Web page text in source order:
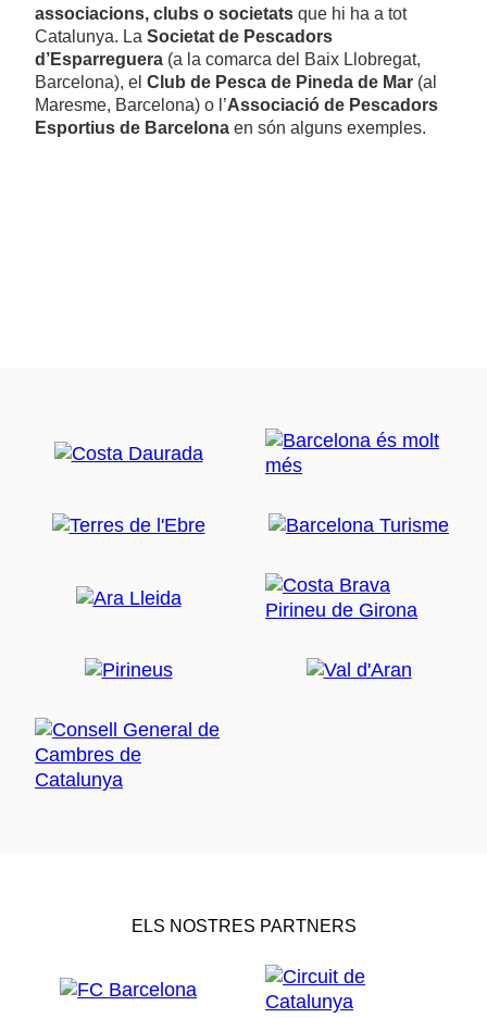
associacions, clubs o societats que hi ha a tot
Catalunya. La Societat de Pescadors
d’Esparreguera (a la comarca del Baix Llobregat,
Barcelona), el Club de Pesca de Pineda de Mar (al
Maresme, Barcelona) o l’Associació de Pescadors
Esportius de Barcelona en són alguns exemples.
ELS NOSTRES PARTNERS